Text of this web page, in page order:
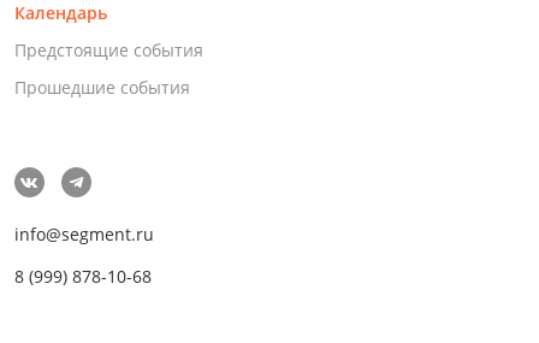
Календарь
Предстоящие события
Прошедшие события
info@segment.ru
8 (999) 878-10-68